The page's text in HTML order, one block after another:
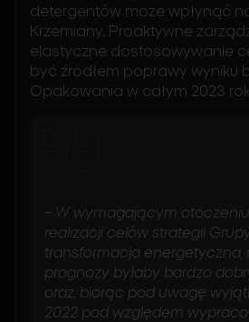
detergentów może wpłynąć
Krzemiany. Proaktywne
elastyczne dostosowywanie
być źródłem poprawy wyniku
Opakowania w całym 2023
– W wymagającym
realizacji celów strategii
transformacja energetyczna,
prognozy byłaby bardzo
oraz, biorąc pod uwagę
2022 pod względem